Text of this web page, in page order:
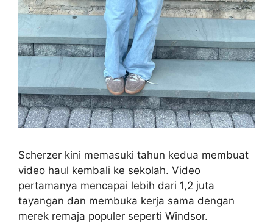
Scherzer kini memasuki tahun kedua membuat
video haul kembali ke sekolah. Video
pertamanya mencapai lebih dari 1,2 juta
tayangan dan membuka kerja sama dengan
merek remaja populer seperti Windsor.